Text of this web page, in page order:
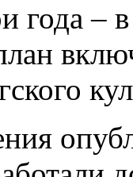
года –